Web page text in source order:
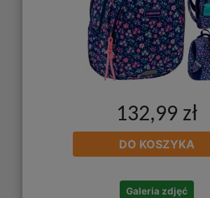
132,99 zł
DO KOSZYKA
Galeria zdjęć